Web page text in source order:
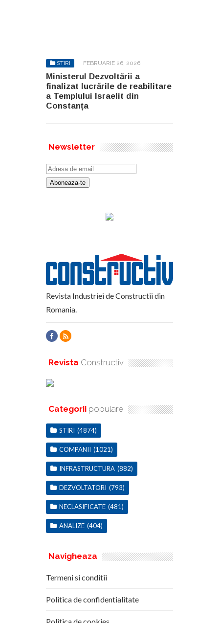
STIRI FEBRUARIE 26, 2026
Ministerul Dezvoltării a
finalizat lucrările de reabilitare
a Templului Israelit din
Constanța
Newsletter
Revista Industriei de Constructii din
Romania.
Revista Constructiv
Categorii populare
STIRI (4874)
COMPANII (1021)
INFRASTRUCTURA (882)
DEZVOLTATORI (793)
NECLASIFICATE (481)
ANALIZE (404)
Navigheaza
Termeni si conditii
Politica de confidentialitate